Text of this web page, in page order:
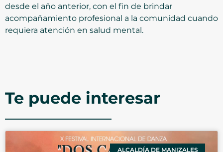
desde el año anterior, con el fin de brindar
acompañamiento profesional a la comunidad cuando
requiera atención en salud mental.
Te puede interesar
ALCALDÍA DE MANIZALES